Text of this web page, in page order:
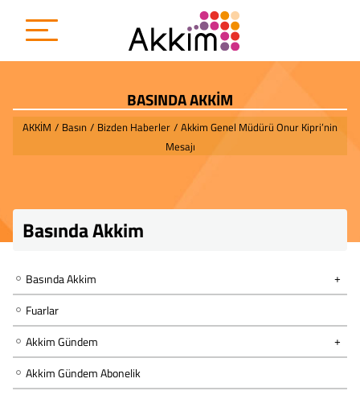
BASINDA AKKİM
AKKİM / Basın / Bizden Haberler / Akkim Genel Müdürü Onur Kipri’nin
Mesajı
Basında Akkim
Basında Akkim
Fuarlar
Akkim Gündem
Akkim Gündem Abonelik